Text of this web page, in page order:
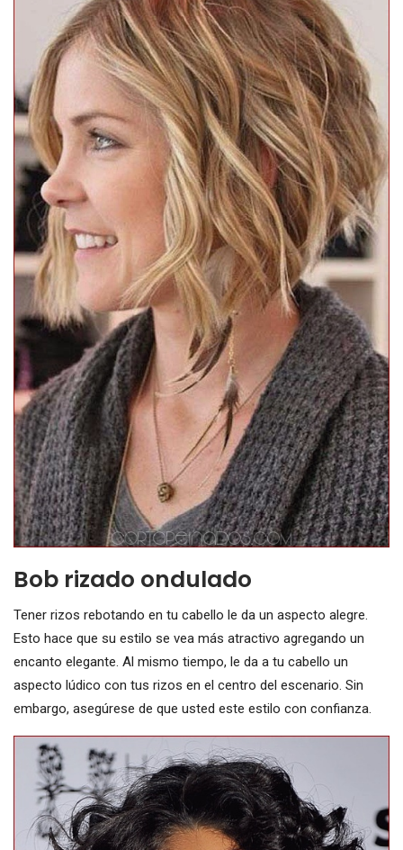
Bob rizado ondulado
Tener rizos rebotando en tu cabello le da un aspecto alegre.
Esto hace que su estilo se vea más atractivo agregando un
encanto elegante. Al mismo tiempo, le da a tu cabello un
aspecto lúdico con tus rizos en el centro del escenario. Sin
embargo, asegúrese de que usted este estilo con confianza.